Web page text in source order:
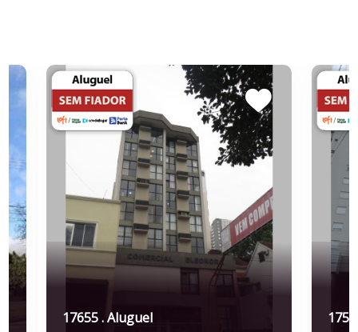
17655 . Aluguel